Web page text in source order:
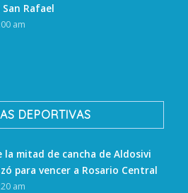
Rafael
am
DEPORTIVAS
la mitad de cancha de Aldosivi
para vencer a Rosario Central
am